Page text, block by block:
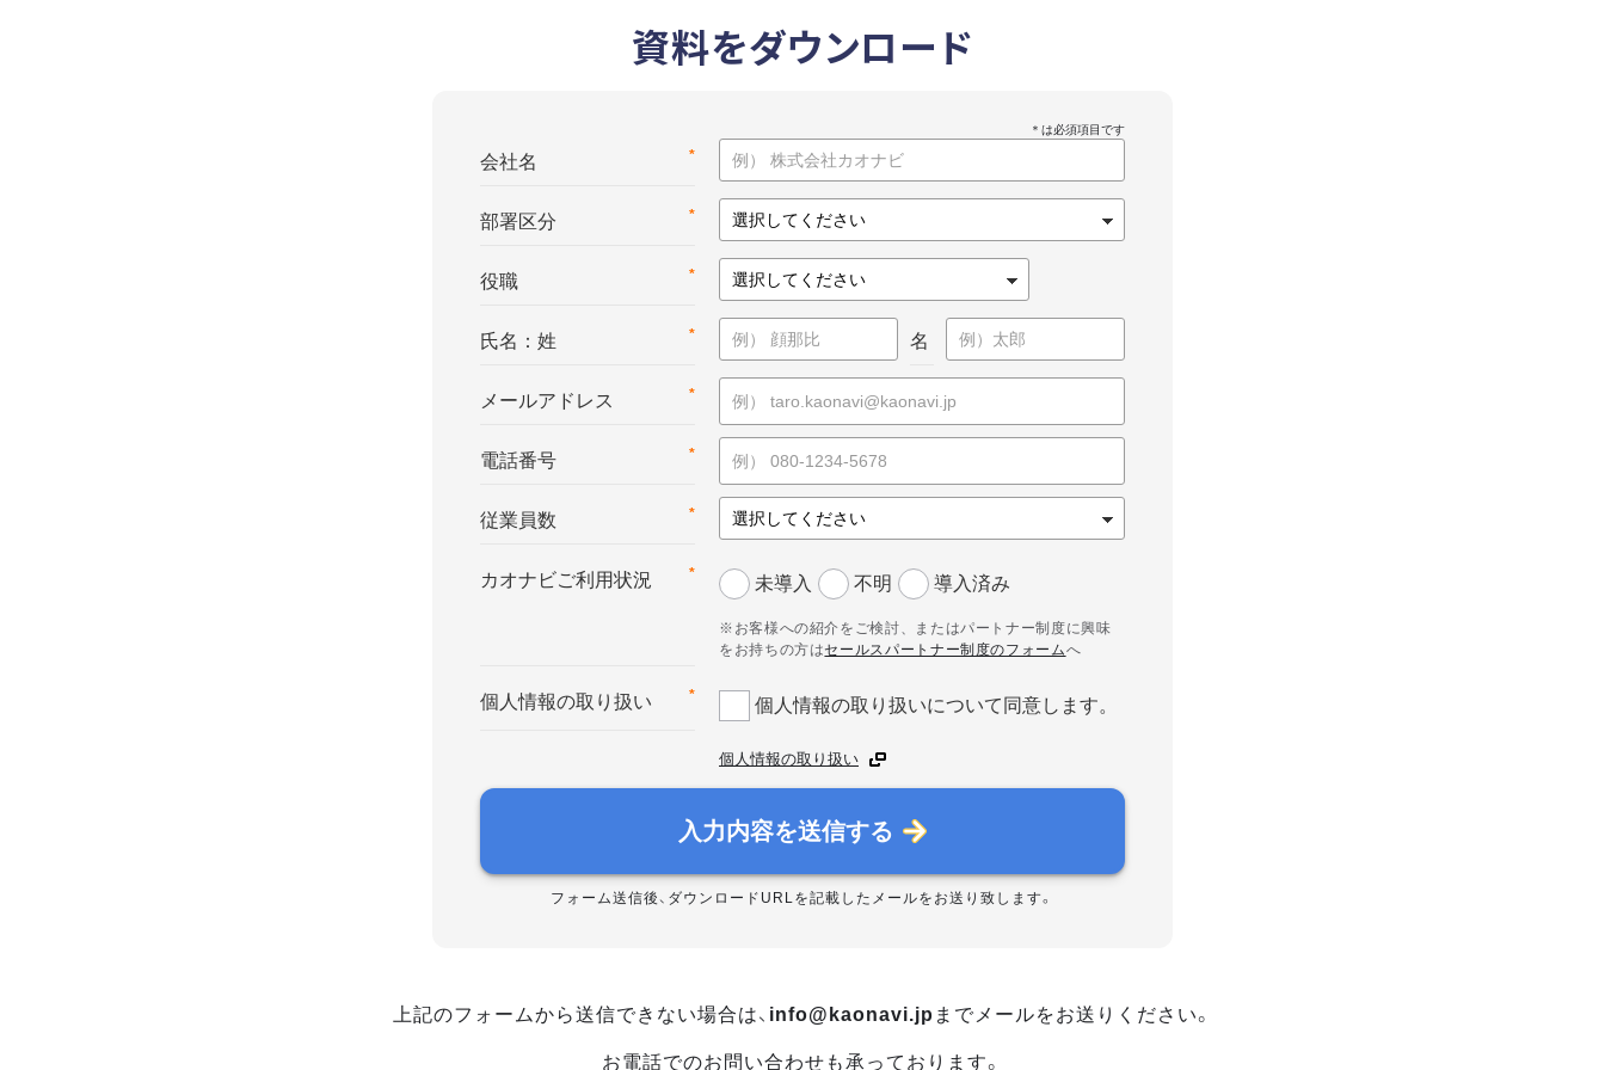
資料をダウンロード
*
会社名
*
部署区分
*
役職
*
氏名：姓 名
*
メールアドレス
*
電話番号
*
従業員数
*
カオナビご利用状況 未導入 不明 導入済み
※お客様への紹介をご検討、またはパートナー制度に興味
をお持ちの方はセールスパートナー制度のフォームへ
*
個人情報の取り扱い 個人情報の取り扱いについて同意します。
個人情報の取り扱い
入力内容を送信する
フォーム送信後、ダウンロードURLを記載したメールをお送り致します。
上記のフォームから送信できない場合は、 info@kaonavi.jp までメールをお送りください。
お電話でのお問い合わせも承っております。